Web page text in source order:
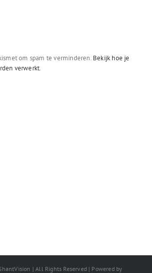
om spam te verminderen. Bekijk hoe je
verwerkt.
| All Rights Reserved | Powered by